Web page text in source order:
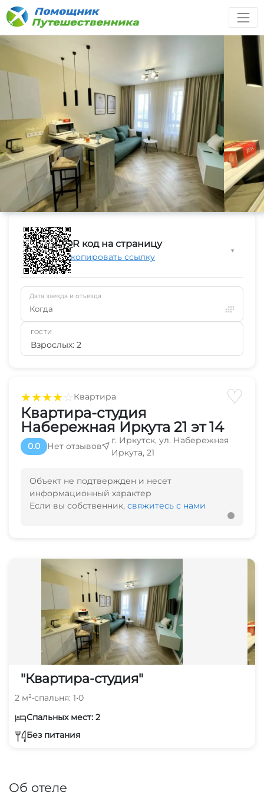
★★★★☆Квартира ♡
Квартира-студия
Набережная Иркута 21 эт 14
0.0 Нет отзывов
г. Иркутск, ул. Набережная
Иркута, 21
Объект не подтвержден и несет
информационный характер
Если вы собственник, свяжитесь с нами
"Квартира-студия"
2 м²•спальня: 1•0
Спальных мест: 2
Без питания
Об отеле
QR код на страницу
Скопировать ссылку
▼
Дата заезда и отъезда
Когда
ГОСТИ
Взрослых: 2